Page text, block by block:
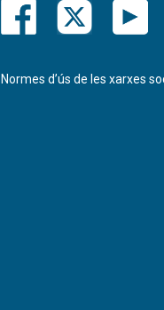
Normes d’ús de les xarxes